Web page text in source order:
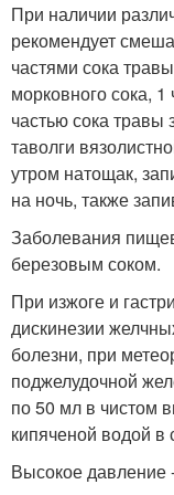
При наличии
рекомендует
частями сока
морковного сока,
частью сока травы
таволги
утром натощак,
на ночь, также
Заболевания
березовым соком.
При изжоге и
дискинезии
болезни, при
поджелудочной
по 50 мл в чистом
кипяченой водой
Высокое давление